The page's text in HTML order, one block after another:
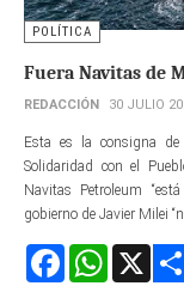
POLÍTICA
Fuera Navitas de
REDACCIÓN 30 JULIO
Esta es la consigna
Solidaridad con el
Navitas Petroleum
gobierno de Javier Milei
FacebookWhatsApp